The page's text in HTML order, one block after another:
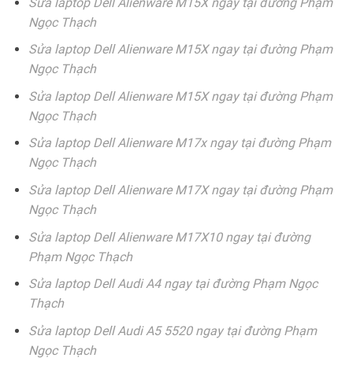
Ngọc Thạch
Sửa laptop Dell Alienware M15X ngay tại đường Phạm
Ngọc Thạch
Sửa laptop Dell Alienware M15X ngay tại đường Phạm
Ngọc Thạch
Sửa laptop Dell Alienware M17x ngay tại đường Phạm
Ngọc Thạch
Sửa laptop Dell Alienware M17X ngay tại đường Phạm
Ngọc Thạch
Sửa laptop Dell Alienware M17X10 ngay tại đường
Phạm Ngọc Thạch
Sửa laptop Dell Audi A4 ngay tại đường Phạm Ngọc
Thạch
Sửa laptop Dell Audi A5 5520 ngay tại đường Phạm
Ngọc Thạch